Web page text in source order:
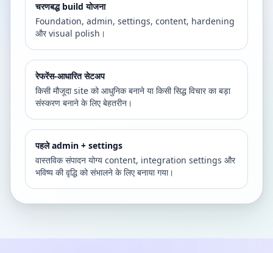
चरणबद्ध build योजना
Foundation, admin, settings, content, hardening
और visual polish।
रेफरेंस-आधारित सेटअप
किसी मौजूदा site को आधुनिक बनाने या किसी सिद्ध विचार का बड़ा
संस्करण बनाने के लिए बेहतरीन।
पहले admin + settings
वास्तविक संपादन योग्य content, integration settings और
भविष्य की वृद्धि को संभालने के लिए बनाया गया।